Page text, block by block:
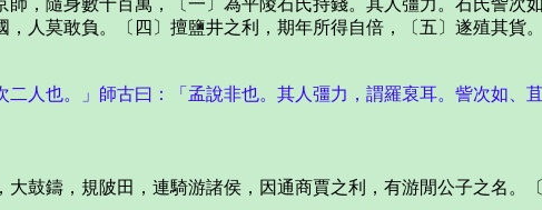
人莫敢負。〔四〕擅鹽井之利，期年所得自倍，〔五〕遂殖其貨。
也。」師古曰：「孟說非也。其人彊力，謂羅裒耳。訾次如、苴
鑄，規陂田，連騎游諸侯，因通商賈之利，有游閒公子之名。